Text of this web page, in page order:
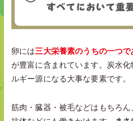
卵には三大栄養素のうちの一つで
が豊富に含まれています。炭水
ルギー源になる大事な要素です。
筋肉・臓器・被毛などはもちろん